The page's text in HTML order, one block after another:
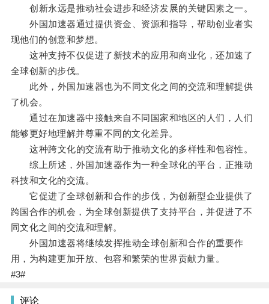
创新永远是推动社会进步和经济发展的关键因素之一。
外国加速器通过提供资金、资源和指导，帮助创业者实
现他们的创意和梦想。
这种支持不仅促进了新技术的应用和商业化，还加速了
全球创新的步伐。
此外，外国加速器也为不同文化之间的交流和理解提供
了机会。
通过在加速器中接触来自不同国家和地区的人们，人们
能够更好地理解并尊重不同的文化差异。
这种跨文化的交流有助于推动文化的多样性和包容性。
综上所述，外国加速器作为一种全球化的平台，正推动
科技和文化的交流。
它促进了全球创新和合作的步伐，为创新型企业提供了
跨国合作的机会，为全球创新提供了支持平台，并促进了不
同文化之间的交流和理解。
外国加速器将继续发挥推动全球创新和合作的重要作
用，为构建更加开放、包容和繁荣的世界贡献力量。
#3#
评论